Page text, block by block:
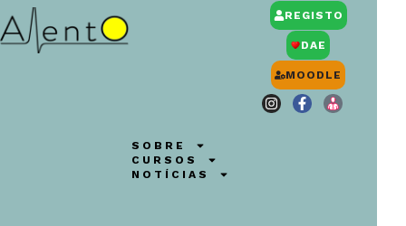
SOBRE
CURSOS
NOTÍCIAS
REGISTO
DAE
MOODLE